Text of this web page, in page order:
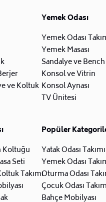
ve Koltuk
Yemek Odası
Yemek Odası
Yemek Masası
Sandalye ve Bench
Konsol ve Vitrin
Konsol Aynası
TV Ünitesi
Koltuğu
Seti
Takımı
Popüler
Yatak Odası Takımı
Yemek Odası
Oturma Odası
Çocuk Odası
Bahçe Mobilyası